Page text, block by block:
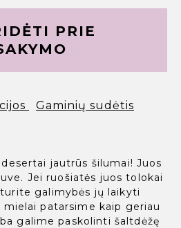
Gaminių sudėtis
jautrūs šilumai! Juos
Jei ruošiatės juos tolokai
galimybės jų laikyti
patarsime kaip geriau
galime paskolinti šaltdėžę